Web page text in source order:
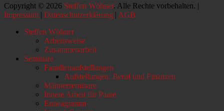
Copyright © 2026 Steffen Wöhner. Alle Rechte vorbehalten. |
Impressum | Datenschutzerklärung | AGB
oben
Steffen Wöhner
Arbeitsweise
Zusammenarbeit
Seminare
Familienaufstellungen
Aufstellungen: Beruf und Finanzen
Männerseminare
Innere Arbeit für Paare
Enneagramm